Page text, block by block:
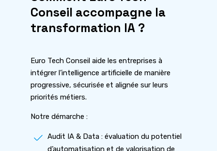
Conseil accompagne la
transformation IA ?
Euro Tech Conseil aide les entreprises à
intégrer l’intelligence artificielle de manière
progressive, sécurisée et alignée sur leurs
priorités métiers.
Notre démarche :
Audit IA & Data : évaluation du potentiel
d’automatisation et de valorisation de